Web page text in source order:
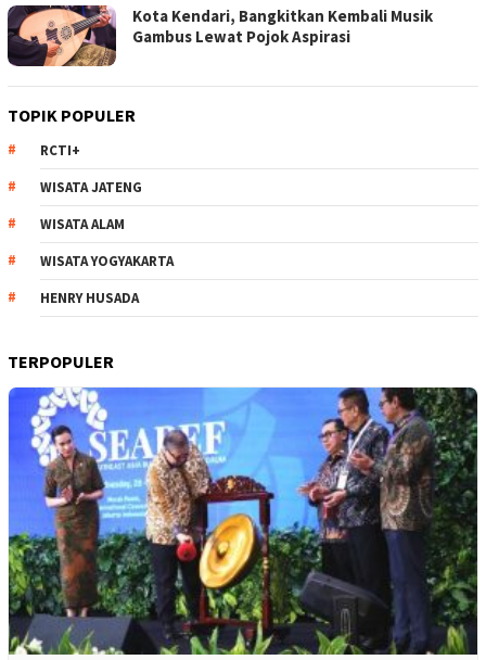
Kota Kendari, Bangkitkan Kembali Musik
Gambus Lewat Pojok Aspirasi
TOPIK POPULER
RCTI+
WISATA JATENG
WISATA ALAM
WISATA YOGYAKARTA
HENRY HUSADA
TERPOPULER